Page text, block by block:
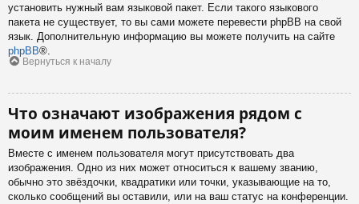
установить нужный вам языковой пакет. Если такого языкового
пакета не существует, то вы сами можете перевести phpBB на свой
язык. Дополнительную информацию вы можете получить на сайте
phpBB®.
Вернуться к началу
Что означают изображения рядом с
моим именем пользователя?
Вместе с именем пользователя могут присутствовать два
изображения. Одно из них может относиться к вашему званию,
обычно это звёздочки, квадратики или точки, указывающие на то,
сколько сообщений вы оставили, или на ваш статус на конференции.